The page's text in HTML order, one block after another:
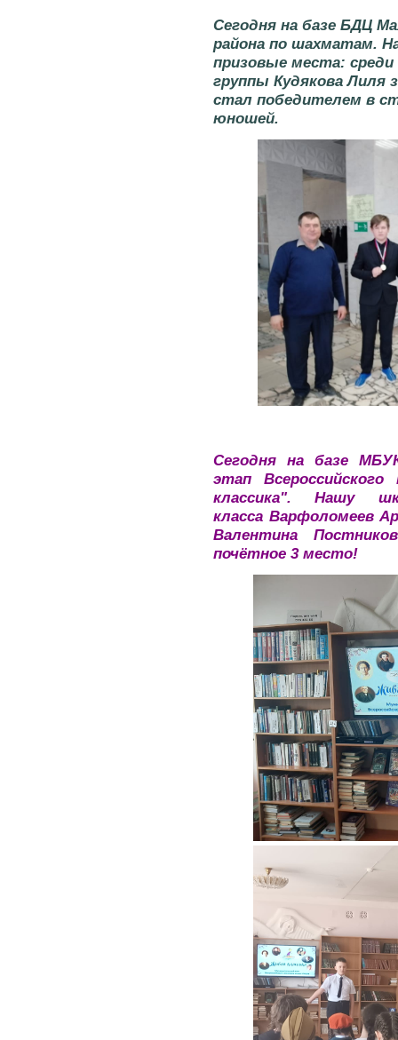
Сегодня на базе БДЦ
района по шахматам.
призовые места:
группы Кудякова Лиля
стал победителем в
юношей.
Сегодня на базе
этап
классика". Нашу
класса Варфоломеев
Валентина
почётное 3 место!